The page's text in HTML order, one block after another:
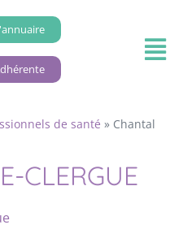
de santé » Chantal
CLERGUE